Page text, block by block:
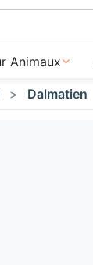
Animaux
Dalmatien